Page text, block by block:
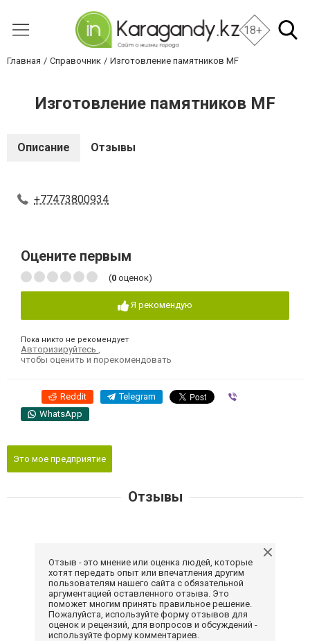
18+
Главная Справочник Изготовление памятников MF
Изготовление памятников MF
Описание Отзывы
+77473800934
Оцените первым
(0 оценок)
Я рекомендую
Пока никто не рекомендует
Авторизируйтесь
чтобы оценить и порекомендовать
Reddit Telegram
WhatsApp
Это мое предприятие
Отзывы
Отзыв - это мнение или оценка людей, которые
хотят передать опыт или впечатления другим
пользователям нашего сайта с обязательной
аргументацией оставленного отзыва. Это
поможет многим принять правильное решение.
Пожалуйста, используйте форму отзывов для
оценок и рецензий, для вопросов и обсуждений -
используйте форму комментариев.